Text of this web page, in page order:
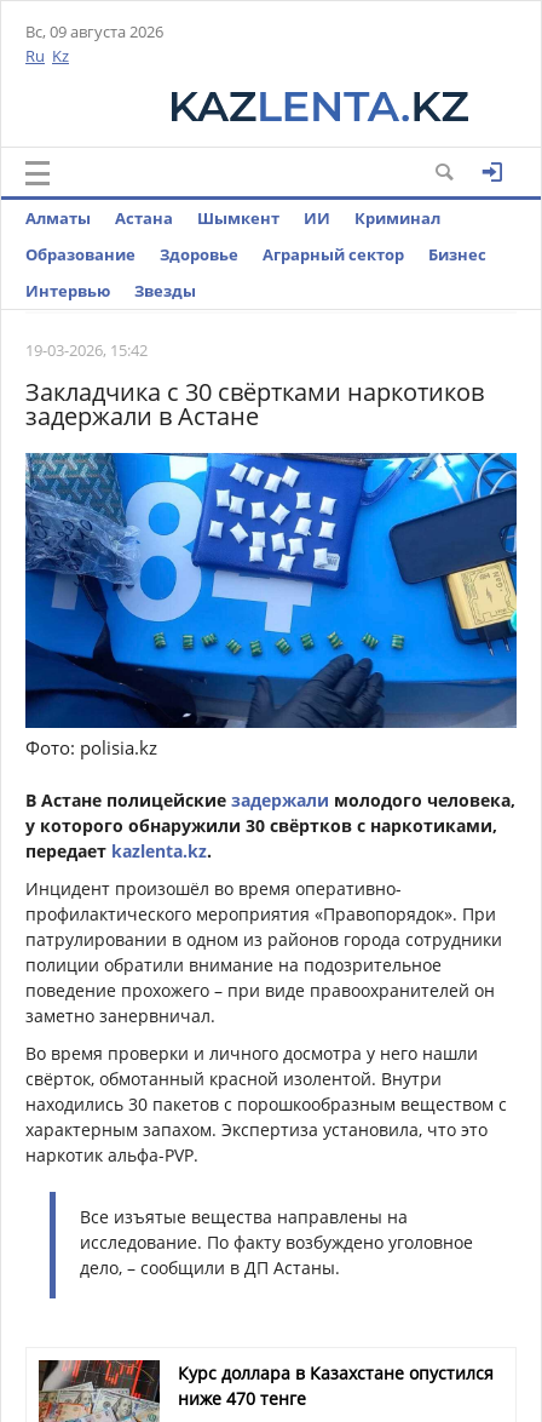
Вс, 09 августа 2026
Ru Kz
Алматы Астана Шымкент ИИ
Криминал
Образование
Здоровье Аграрный сектор
Бизнес
Интервью
Звезды
19-03-2026, 15:42
Закладчика с 30 свёртками наркотиков
задержали в Астане
Фото: polisia.kz
В Астане полицейские задержали молодого человека,
у которого обнаружили 30 свёртков с наркотиками,
передает kazlenta.kz.
Инцидент произошёл во время оперативно-
профилактического мероприятия «Правопорядок». При
патрулировании в одном из районов города сотрудники
полиции обратили внимание на подозрительное
поведение прохожего – при виде правоохранителей он
заметно занервничал.
Во время проверки и личного досмотра у него нашли
свёрток, обмотанный красной изолентой. Внутри
находились 30 пакетов с порошкообразным веществом с
характерным запахом. Экспертиза установила, что это
наркотик альфа-PVP.
Все изъятые вещества направлены на
исследование. По факту возбуждено уголовное
дело, – сообщили в ДП Астаны.
Курс доллара в Казахстане опустился
ниже 470 тенге